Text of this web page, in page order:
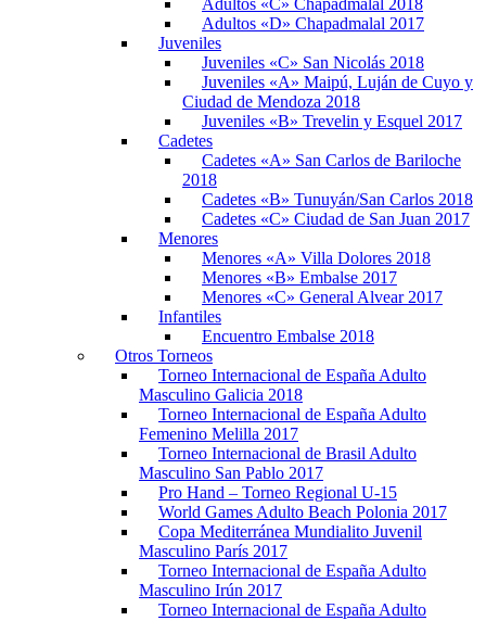
Adultos «D» Chapadmalal 2017
Juveniles
Juveniles «C» San Nicolás 2018
Juveniles «A» Maipú, Luján de Cuyo y
Ciudad de Mendoza 2018
Juveniles «B» Trevelin y Esquel 2017
Cadetes
Cadetes «A» San Carlos de Bariloche
2018
Cadetes «B» Tunuyán/San Carlos 2018
Cadetes «C» Ciudad de San Juan 2017
Menores
Menores «A» Villa Dolores 2018
Menores «B» Embalse 2017
Menores «C» General Alvear 2017
Infantiles
Encuentro Embalse 2018
Otros Torneos
Torneo Internacional de España Adulto
Masculino Galicia 2018
Torneo Internacional de España Adulto
Femenino Melilla 2017
Torneo Internacional de Brasil Adulto
Masculino San Pablo 2017
Pro Hand – Torneo Regional U-15
World Games Adulto Beach Polonia 2017
Copa Mediterránea Mundialito Juvenil
Masculino París 2017
Torneo Internacional de España Adulto
Masculino Irún 2017
Torneo Internacional de España Adulto